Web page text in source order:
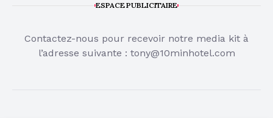
ESPACE PUBLICITAIRE
Contactez-nous pour recevoir notre media kit à
l’adresse suivante : tony@10minhotel.com